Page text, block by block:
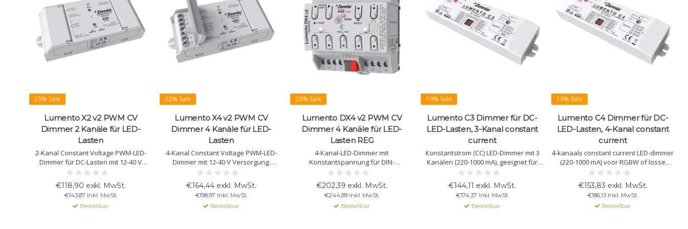
23% Sale
Lumento X2 v2 PWM CV
Dimmer 2 Kanäle für LED-
Lasten
2-Kanal Constant Voltage PWM-LED-
Dimmer für DC-Lasten mit 12-40 V
Stromversorgung. Unterstützt HCL- und
Farbtemperatursteuerung. Max. Last
pro Kanal: 8 A. KNX Secure-kompatibel.
€118,90 exkl. MwSt.
€143,87 Inkl. MwSt.
Bestellbar
23% Sale
Lumento X4 v2 PWM CV
Dimmer 4 Kanäle für LED-
Lasten
4-Kanal Constant Voltage PWM-LED-
Dimmer mit 12-40 V Versorgung.
Unterstützt RGBW, HCL und
Farbtemperaturregelung. Max. Last: 8
A/Kanal, 20 A gesamt. KNX Secure.
€164,44 exkl. MwSt.
€198,97 Inkl. MwSt.
Bestellbar
23% Sale
Lumento DX4 v2 PWM CV
Dimmer 4 Kanäle für LED-
Lasten REG
4-Kanal-LED-Dimmer mit
Konstantspannung für DIN-
Schienenmontage. Unterstützt RGBW,
TW und unabhängige Kanäle. KNX
Secure-kompatibel mit Relaisausgang
und HCL.
€202,39 exkl. MwSt.
€244,89 Inkl. MwSt.
Bestellbar
19% Sale
Lumento C3 Dimmer für DC-
LED-Lasten, 3-Kanal constant
current
Konstantstrom (CC) LED-Dimmer mit 3
Kanälen (220-1000 mA), geeignet für
RGB oder unabhängige Kanäle. KNX-
kompatibel, mit Testtaste und
Oberflächenmontage.
€144,11 exkl. MwSt.
€174,37 Inkl. MwSt.
Bestellbar
19% Sale
Lumento C4 Dimmer für DC-
LED-Lasten, 4-Kanal constant
current
4-kanaals constant current LED-dimmer
(220-1000 mA) voor RGBW of losse
kanalen. Ondersteunt KNX, heeft een
testknop en is eenvoudig te monteren.
€153,83 exkl. MwSt.
€186,13 Inkl. MwSt.
Bestellbar